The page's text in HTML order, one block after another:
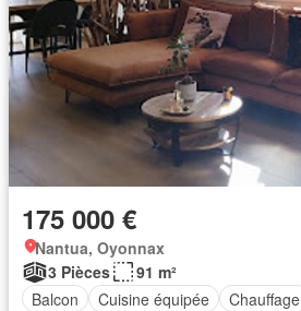
175 000 €
Nantua, Oyonnax
3 Pièces
91 m²
Balcon
Cuisine équipée Chauffage